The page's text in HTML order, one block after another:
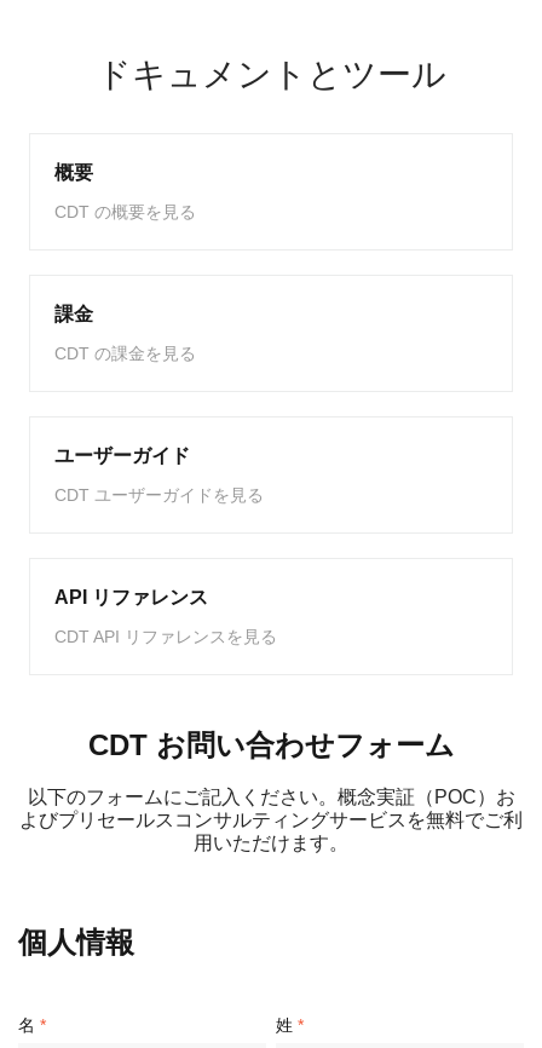
ドキュメントとツール
概要
CDT の概要を見る
課金
CDT の課金を見る
ユーザーガイド
CDT ユーザーガイドを見る
API リファレンス
CDT API リファレンスを見る
CDT お問い合わせフォーム
以下のフォームにご記入ください。概念実証（POC）お
よびプリセールスコンサルティングサービスを無料でご利
用いただけます。
個人情報
名 姓